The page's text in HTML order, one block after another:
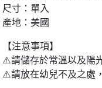
尺寸：單入
產地：美國
【注意事項】
⚠️請儲存於常溫以及陽
⚠️請放在幼兒不及之處